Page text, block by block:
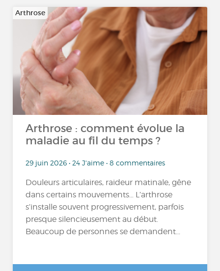
Arthrose
Arthrose : comment évolue la
maladie au fil du temps ?
29 juin 2026 • 24 J'aime • 8 commentaires
Douleurs articulaires, raideur matinale, gêne
dans certains mouvements… L’arthrose
s’installe souvent progressivement, parfois
presque silencieusement au début.
Beaucoup de personnes se demandent...